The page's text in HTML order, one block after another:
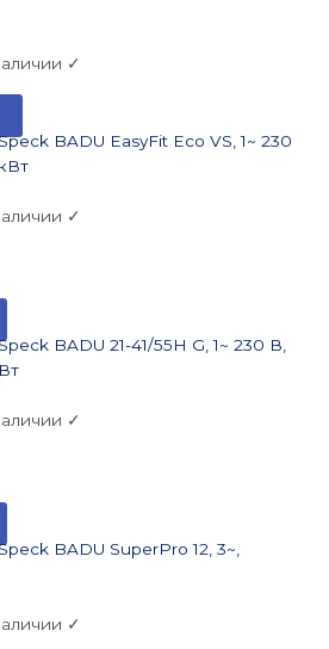
✓
BADU EasyFit Eco VS, 1~ 230
✓
BADU 21-41/55H G, 1~ 230 В,
✓
BADU SuperPro 12, 3~,
✓